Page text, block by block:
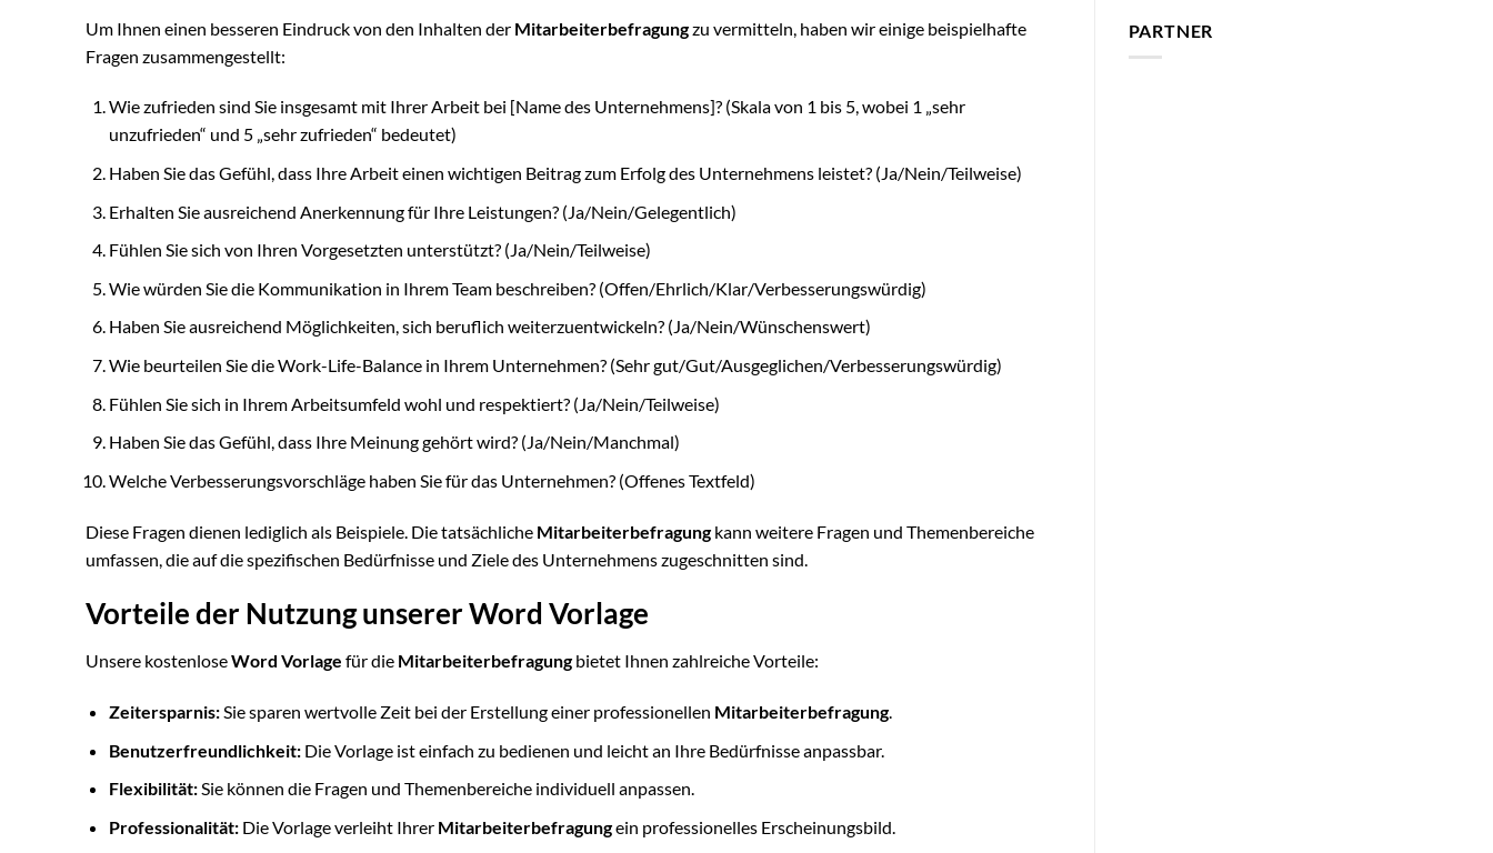
Um Ihnen einen besseren Eindruck von den Inhalten der Mitarbeiterbefragungzu vermitteln, haben wir einige beispielhafte
Fragen zusammengestellt:
Wie zufrieden sind Sie insgesamt mit Ihrer Arbeit bei [Name des Unternehmens]? (Skala von 1 bis 5, wobei 1 „sehr
unzufrieden“ und 5 „sehr zufrieden“ bedeutet)
Haben Sie das Gefühl, dass Ihre Arbeit einen wichtigen Beitrag zum Erfolg des Unternehmens leistet? (Ja/Nein/Teilweise)
Erhalten Sie ausreichend Anerkennung für Ihre Leistungen? (Ja/Nein/Gelegentlich)
Fühlen Sie sich von Ihren Vorgesetzten unterstützt? (Ja/Nein/Teilweise)
Wie würden Sie die Kommunikation in Ihrem Team beschreiben? (Offen/Ehrlich/Klar/Verbesserungswürdig)
Haben Sie ausreichend Möglichkeiten, sich beruflich weiterzuentwickeln? (Ja/Nein/Wünschenswert)
Wie beurteilen Sie die Work-Life-Balance in Ihrem Unternehmen? (Sehr gut/Gut/Ausgeglichen/Verbesserungswürdig)
Fühlen Sie sich in Ihrem Arbeitsumfeld wohl und respektiert? (Ja/Nein/Teilweise)
Haben Sie das Gefühl, dass Ihre Meinung gehört wird? (Ja/Nein/Manchmal)
Welche Verbesserungsvorschläge haben Sie für das Unternehmen? (Offenes Textfeld)
Diese Fragen dienen lediglich als Beispiele. Die tatsächliche Mitarbeiterbefragungkann weitere Fragen und Themenbereiche
umfassen, die auf die spezifischen Bedürfnisse und Ziele des Unternehmens zugeschnitten sind.
Vorteile der Nutzung unserer Word Vorlage
Unsere kostenloseWord Vorlage für die Mitarbeiterbefragungbietet Ihnen zahlreiche Vorteile:
Zeitersparnis:Sie sparen wertvolle Zeit bei der Erstellung einer professionellen Mitarbeiterbefragung.
Benutzerfreundlichkeit:Die Vorlage ist einfach zu bedienen und leicht an Ihre Bedürfnisse anpassbar.
Flexibilität:Sie können die Fragen und Themenbereiche individuell anpassen.
Professionalität:Die Vorlage verleiht Ihrer Mitarbeiterbefragungein professionelles Erscheinungsbild.
PARTNER